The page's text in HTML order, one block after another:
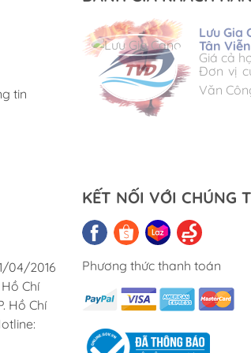
tin
Tân
Đơn vị
Văn
Corsair
Cung
Triac
Chúng
Việt
Lưu Gia
Giá cả
04/2016
Chí
Hồ Chí
KẾT NỐI VỚI CHÚNG
Phương thức thanh toán